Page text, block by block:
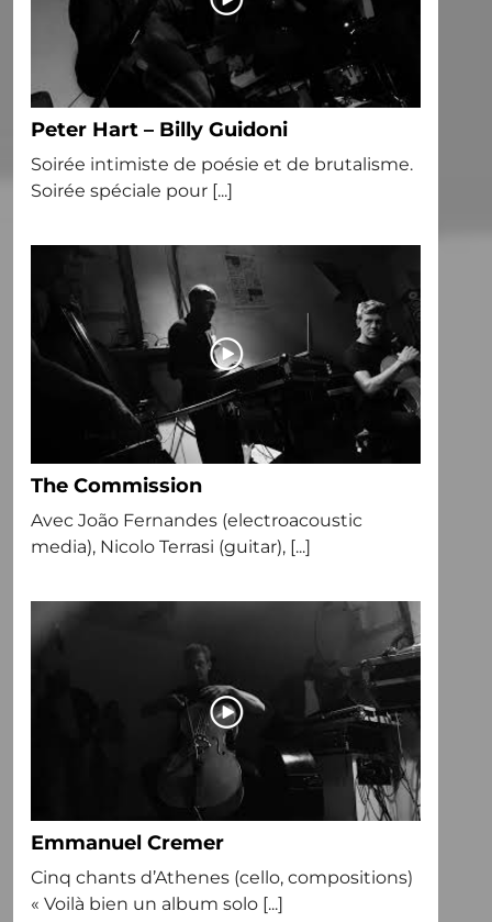
Peter Hart – Billy Guidoni
Soirée intimiste de poésie et de brutalisme.
Soirée spéciale pour [...]
The Commission
Avec João Fernandes (electroacoustic
media), Nicolo Terrasi (guitar), [...]
Emmanuel Cremer
Cinq chants d’Athenes (cello, compositions)
« Voilà bien un album solo [...]